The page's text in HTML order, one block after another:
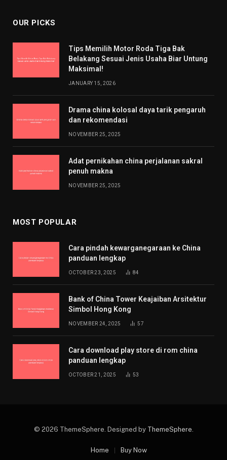
OUR PICKS
Tips Memilih Motor Roda Tiga Bak
Belakang Sesuai Jenis Usaha Biar Untung
Maksimal!
JANUARY 15, 2026
Drama china kolosal daya tarik pengaruh
dan rekomendasi
NOVEMBER 25, 2025
Adat pernikahan china perjalanan sakral
penuh makna
NOVEMBER 25, 2025
MOST POPULAR
Cara pindah kewarganegaraan ke China
panduan lengkap
OCTOBER 23, 2025 84
Bank of China Tower Keajaiban Arsitektur
Simbol Hong Kong
NOVEMBER 24, 2025 57
Cara download play store di rom china
panduan lengkap
OCTOBER 21, 2025 53
© 2026 ThemeSphere. Designed by ThemeSphere.
Home Buy Now